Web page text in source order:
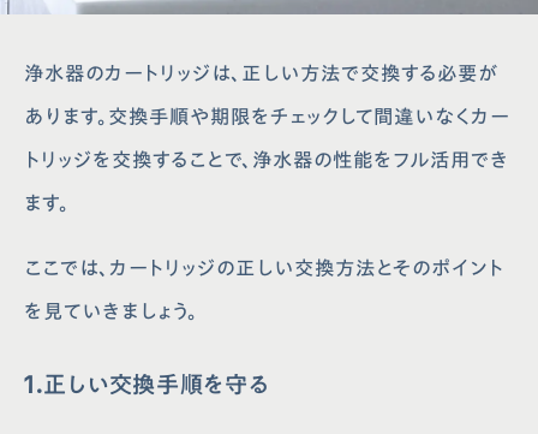
浄水器のカートリッジは、正しい方法で交換する必要が
あります。交換手順や期限をチェックして間違いなくカー
トリッジを交換することで、浄水器の性能をフル活用でき
ます。
ここでは、カートリッジの正しい交換方法とそのポイント
を見ていきましょう。
1.正しい交換手順を守る